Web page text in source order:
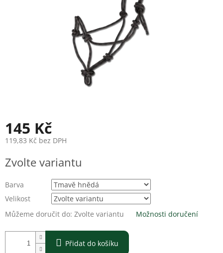
145 Kč
119,83 Kč bez DPH
cena:
Zvolte variantu
Barva
Velikost
Můžeme doručit do: Zvolte variantu Možnosti doručení
Přidat do košíku